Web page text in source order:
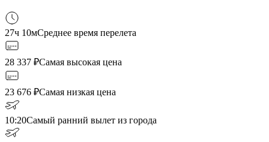
27ч 10мСреднее время перелета
28 337 ₽Самая высокая цена
23 676 ₽Самая низкая цена
10:20Самый ранний вылет из города